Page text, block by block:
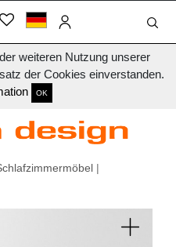
weiteren Nutzung unserer
der Cookies einverstanden.
OK
|